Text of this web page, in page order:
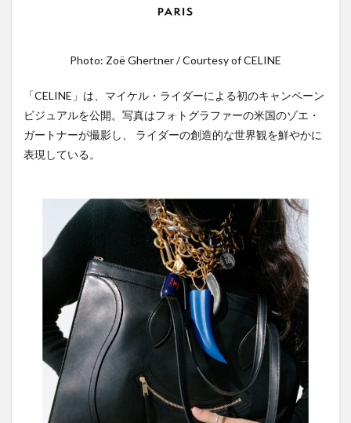
Photo: Zoë Ghertner / Courtesy of CELINE
「CELINE」は、マイケル・ライダーによる初のキャンペーン
ビジュアルを公開。写真はフォトグラファーの米国のゾエ・
ガートナーが撮影し、 ライダーの創造的な世界観を鮮やかに
表現している。